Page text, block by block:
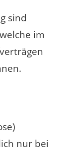
sind
im
nur bei